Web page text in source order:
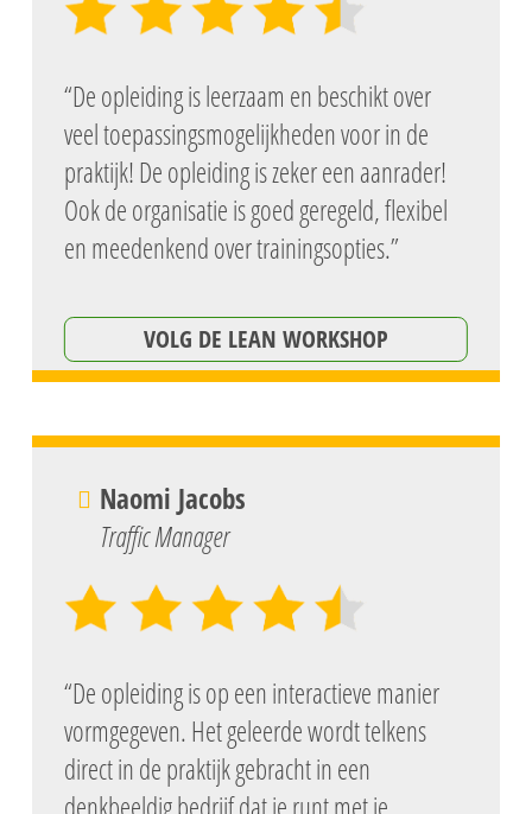
“De opleiding is leerzaam en beschikt over
veel toepassingsmogelijkheden voor in de
praktijk! De opleiding is zeker een aanrader!
Ook de organisatie is goed geregeld, flexibel
en meedenkend over trainingsopties.”
VOLG DE LEAN WORKSHOP
Naomi Jacobs
Traffic Manager
“De opleiding is op een interactieve manier
vormgegeven. Het geleerde wordt telkens
direct in de praktijk gebracht in een